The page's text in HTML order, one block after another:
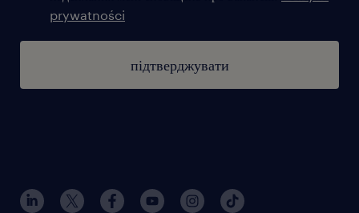
prywatności
підтверджувати